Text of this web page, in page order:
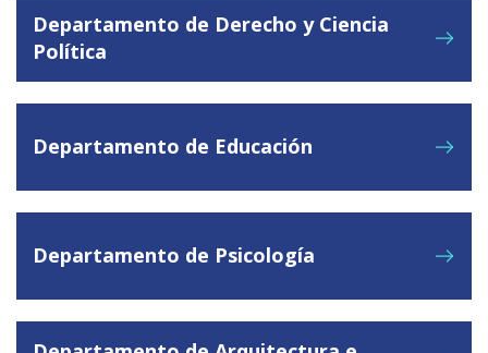
Departamento de Derecho y Ciencia
Política
Departamento de Educación
Departamento de Psicología